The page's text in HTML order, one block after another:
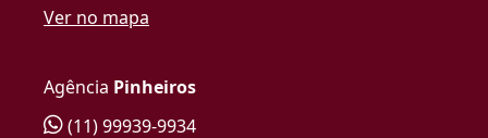
Ver no mapa
Agência Pinheiros
(11) 99939-9934